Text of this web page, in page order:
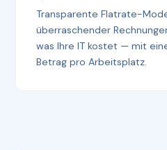
Transparente Flatrate-
überraschender
was Ihre IT kostet — mit
Betrag pro Arbeitsplatz.